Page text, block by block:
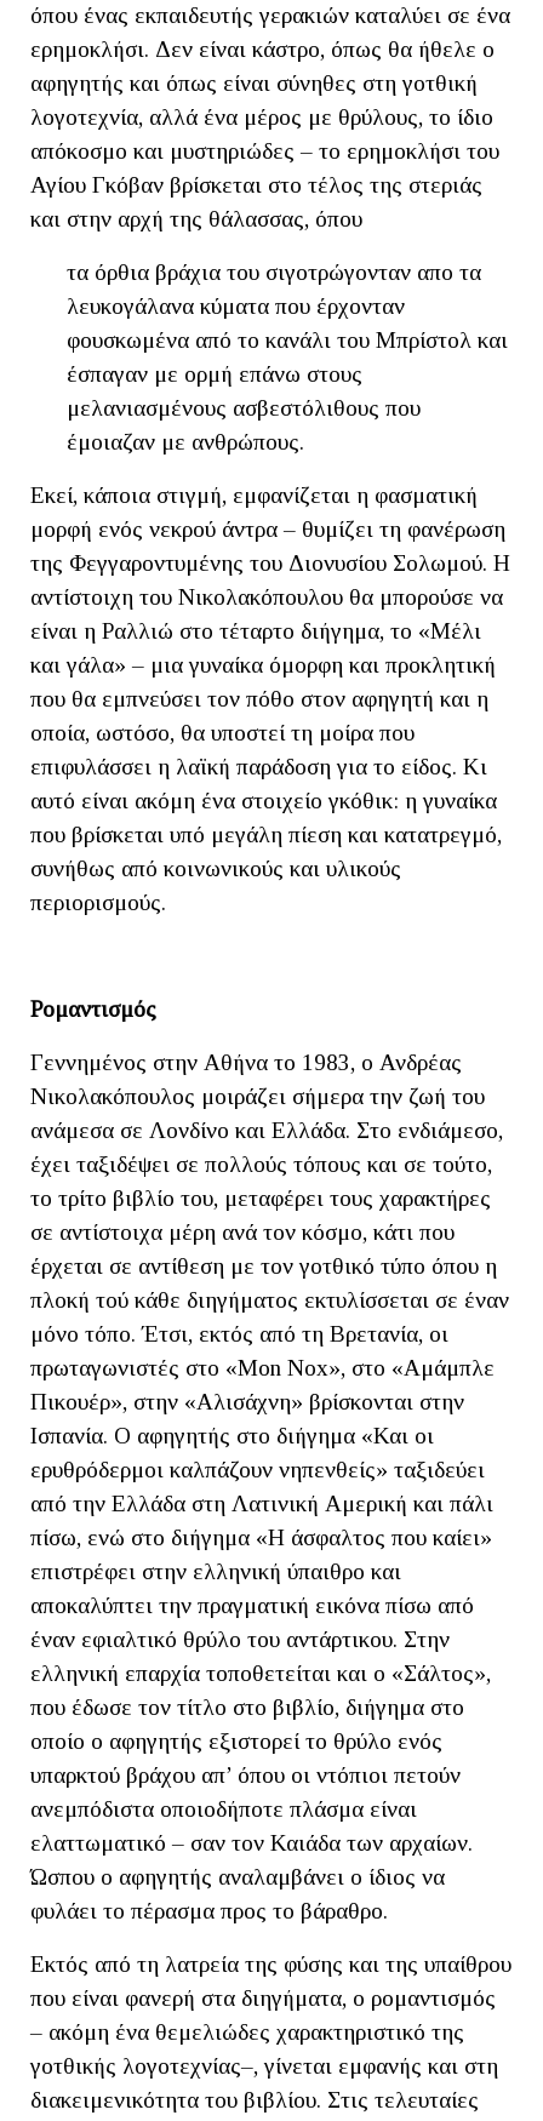
όπου ένας εκπαιδευτής γερακιών καταλύει σε ένα
ερημοκλήσι. Δεν είναι κάστρο, όπως θα ήθελε ο
αφηγητής και όπως είναι σύνηθες στη γοτθική
λογοτεχνία, αλλά ένα μέρος με θρύλους, το ίδιο
απόκοσμο και μυστηριώδες – το ερημοκλήσι του
Αγίου Γκόβαν βρίσκεται στο τέλος της στεριάς
και στην αρχή της θάλασσας, όπου
τα όρθια βράχια του σιγοτρώγονταν απο τα
λευκογάλανα κύματα που έρχονταν
φουσκωμένα από το κανάλι του Μπρίστολ και
έσπαγαν με ορμή επάνω στους
μελανιασμένους ασβεστόλιθους που
έμοιαζαν με ανθρώπους.
Εκεί, κάποια στιγμή, εμφανίζεται η φασματική
μορφή ενός νεκρού άντρα – θυμίζει τη φανέρωση
της Φεγγαροντυμένης του Διονυσίου Σολωμού. Η
αντίστοιχη του Νικολακόπουλου θα μπορούσε να
είναι η Ραλλιώ στο τέταρτο διήγημα, το «Μέλι
και γάλα» – μια γυναίκα όμορφη και προκλητική
που θα εμπνεύσει τον πόθο στον αφηγητή και η
οποία, ωστόσο, θα υποστεί τη μοίρα που
επιφυλάσσει η λαϊκή παράδοση για το είδος. Κι
αυτό είναι ακόμη ένα στοιχείο γκόθικ: η γυναίκα
που βρίσκεται υπό μεγάλη πίεση και κατατρεγμό,
συνήθως από κοινωνικούς και υλικούς
περιορισμούς.
Ρομαντισμός
Γεννημένος στην Αθήνα το 1983, ο Ανδρέας
Νικολακόπουλος μοιράζει σήμερα την ζωή του
ανάμεσα σε Λονδίνο και Ελλάδα. Στο ενδιάμεσο,
έχει ταξιδέψει σε πολλούς τόπους και σε τούτο,
το τρίτο βιβλίο του, μεταφέρει τους χαρακτήρες
σε αντίστοιχα μέρη ανά τον κόσμο, κάτι που
έρχεται σε αντίθεση με τον γοτθικό τύπο όπου η
πλοκή τού κάθε διηγήματος εκτυλίσσεται σε έναν
μόνο τόπο. Έτσι, εκτός από τη Βρετανία, οι
πρωταγωνιστές στο «Mon Nox», στο «Αμάμπλε
Πικουέρ», στην «Αλισάχνη» βρίσκονται στην
Ισπανία. Ο αφηγητής στο διήγημα «Και οι
ερυθρόδερμοι καλπάζουν νηπενθείς» ταξιδεύει
από την Ελλάδα στη Λατινική Αμερική και πάλι
πίσω, ενώ στο διήγημα «Η άσφαλτος που καίει»
επιστρέφει στην ελληνική ύπαιθρο και
αποκαλύπτει την πραγματική εικόνα πίσω από
έναν εφιαλτικό θρύλο του αντάρτικου. Στην
ελληνική επαρχία τοποθετείται και ο «Σάλτος»,
που έδωσε τον τίτλο στο βιβλίο, διήγημα στο
οποίο ο αφηγητής εξιστορεί το θρύλο ενός
υπαρκτού βράχου απ’ όπου οι ντόπιοι πετούν
ανεμπόδιστα οποιοδήποτε πλάσμα είναι
ελαττωματικό – σαν τον Καιάδα των αρχαίων.
Ώσπου ο αφηγητής αναλαμβάνει ο ίδιος να
φυλάει το πέρασμα προς το βάραθρο.
Εκτός από τη λατρεία της φύσης και της υπαίθρου
που είναι φανερή στα διηγήματα, ο ρομαντισμός
– ακόμη ένα θεμελιώδες χαρακτηριστικό της
γοτθικής λογοτεχνίας–, γίνεται εμφανής και στη
διακειμενικότητα του βιβλίου. Στις τελευταίες